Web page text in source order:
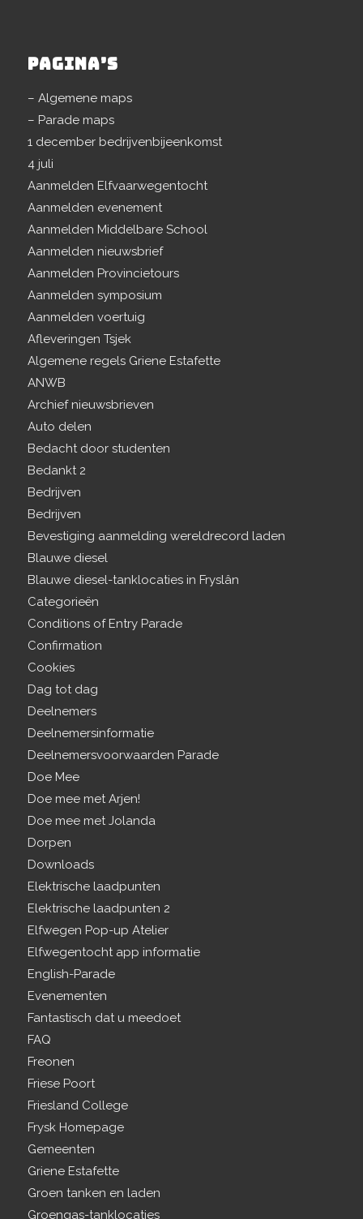
PAGINA’S
– Algemene maps
– Parade maps
1 december bedrijvenbijeenkomst
4 juli
Aanmelden Elfvaarwegentocht
Aanmelden evenement
Aanmelden Middelbare School
Aanmelden nieuwsbrief
Aanmelden Provincietours
Aanmelden symposium
Aanmelden voertuig
Afleveringen Tsjek
Algemene regels Griene Estafette
ANWB
Archief nieuwsbrieven
Auto delen
Bedacht door studenten
Bedankt 2
Bedrijven
Bedrijven
Bevestiging aanmelding wereldrecord laden
Blauwe diesel
Blauwe diesel-tanklocaties in Fryslân
Categorieën
Conditions of Entry Parade
Confirmation
Cookies
Dag tot dag
Deelnemers
Deelnemersinformatie
Deelnemersvoorwaarden Parade
Doe Mee
Doe mee met Arjen!
Doe mee met Jolanda
Dorpen
Downloads
Elektrische laadpunten
Elektrische laadpunten 2
Elfwegen Pop-up Atelier
Elfwegentocht app informatie
English-Parade
Evenementen
Fantastisch dat u meedoet
FAQ
Freonen
Friese Poort
Friesland College
Frysk Homepage
Gemeenten
Griene Estafette
Groen tanken en laden
Groengas-tanklocaties